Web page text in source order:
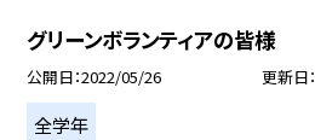
グリーンボランティアの皆様
公開日 2022/05/26 更新日
全学年